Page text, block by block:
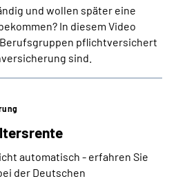
und wollen später eine
In diesem Video
pflichtversichert
sind.
automatisch - erfahren Sie
der Deutschen